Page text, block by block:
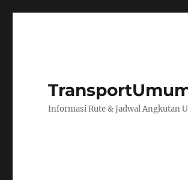
Informasi Rute & Jadwal Angkutan